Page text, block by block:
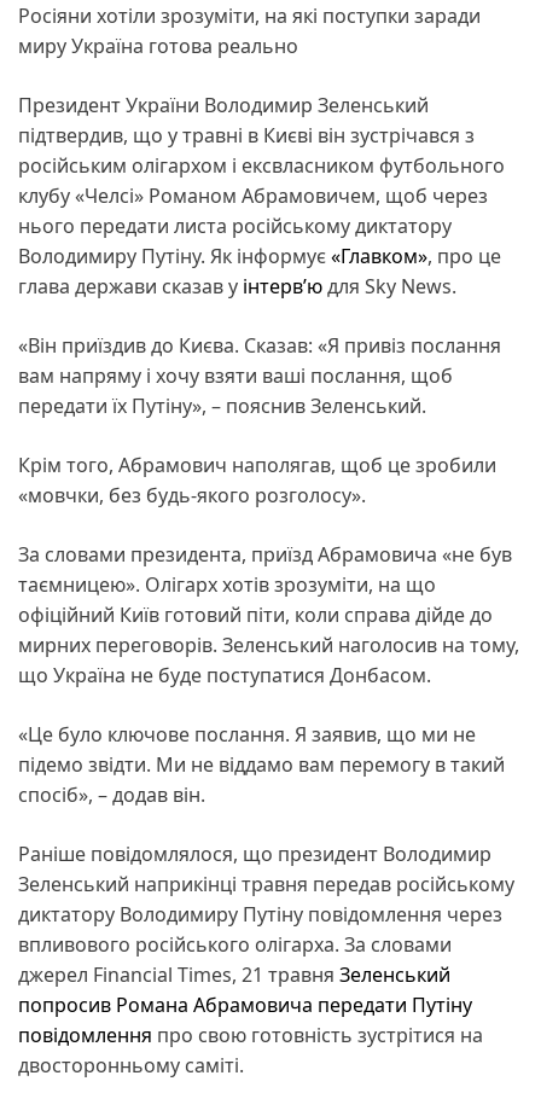
Росіяни хотіли зрозуміти, на які поступки заради
миру Україна готова реально
Президент України Володимир Зеленський
підтвердив, що у травні в Києві він зустрічався з
російським олігархом і ексвласником футбольного
клубу «Челсі» Романом Абрамовичем, щоб через
нього передати листа російському диктатору
Володимиру Путіну. Як інформує«Главком», про це
глава держави сказав у інтерв’юдля Sky News.
«Він приїздив до Києва. Сказав: «Я привіз послання
вам напряму і хочу взяти ваші послання, щоб
передати їх Путіну», – пояснив Зеленський.
Крім того, Абрамович наполягав, щоб це зробили
«мовчки, без будь-якого розголосу».
За словами президента, приїзд Абрамовича «не був
таємницею». Олігарх хотів зрозуміти, на що
офіційний Київ готовий піти, коли справа дійде до
мирних переговорів. Зеленський наголосив на тому,
що Україна не буде поступатися Донбасом.
«Це було ключове послання. Я заявив, що ми не
підемо звідти. Ми не віддамо вам перемогу в такий
спосіб», – додав він.
Раніше повідомлялося, що президент Володимир
Зеленський наприкінці травня передав російському
диктатору Володимиру Путіну повідомлення через
впливового російського олігарха. За словами
джерел Financial Times, 21 травня Зеленський
попросив Романа Абрамовича передати Путіну
повідомлення про свою готовність зустрітися на
двосторонньому саміті.